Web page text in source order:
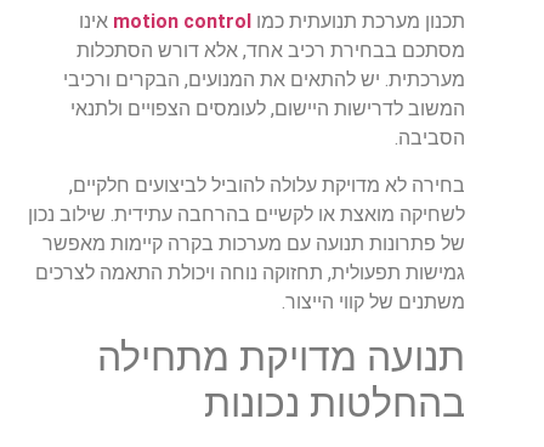
תכנון מערכת תנועתית כמו motion control אינו
מסתכם בבחירת רכיב אחד, אלא דורש הסתכלות
מערכתית. יש להתאים את המנועים, הבקרים ורכיבי
המשוב לדרישות היישום, לעומסים הצפויים ולתנאי
הסביבה.
בחירה לא מדויקת עלולה להוביל לביצועים חלקיים,
לשחיקה מואצת או לקשיים בהרחבה עתידית. שילוב נכון
של פתרונות תנועה עם מערכות בקרה קיימות מאפשר
גמישות תפעולית, תחזוקה נוחה ויכולת התאמה לצרכים
משתנים של קווי הייצור.
תנועה מדויקת מתחילה
בהחלטות נכונות